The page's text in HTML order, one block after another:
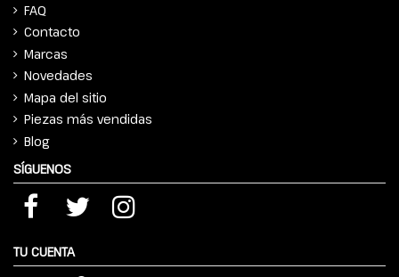
FAQ
Contacto
Marcas
Novedades
Mapa del sitio
Piezas más vendidas
Blog
SÍGUENOS
TU CUENTA